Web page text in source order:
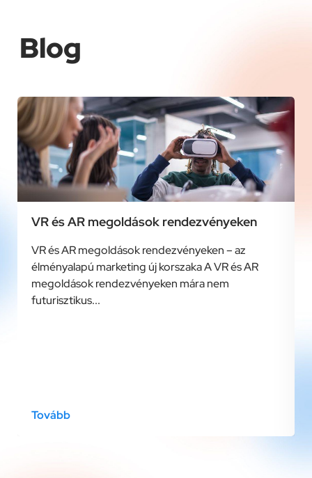
Blog
VR és AR megoldások rendezvényeken
VR és AR megoldások rendezvényeken – az
élményalapú marketing új korszaka A VR és AR
megoldások rendezvényeken mára nem
futurisztikus...
Tovább